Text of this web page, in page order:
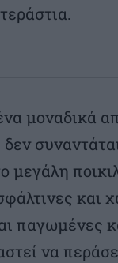
μοναδικά
μεγάλη
και
παγωμένες
να